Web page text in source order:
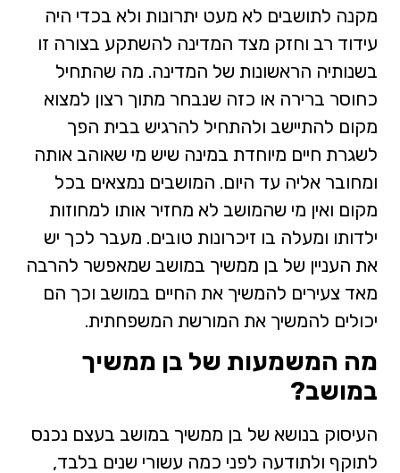
מקנה לתושבים לא מעט יתרונות ולא בכדי היה
עידוד רב וחזק מצד המדינה להשתקע בצורה זו
בשנותיה הראשונות של המדינה. מה שהתחיל
כחוסר ברירה או כזה שנבחר מתוך רצון למצוא
מקום להתיישב ולהתחיל להרגיש בבית הפך
לשגרת חיים מיוחדת במינה שיש מי שאוהב אותה
ומחובר אליה עד היום. המושבים נמצאים בכל
מקום ואין מי שהמושב לא מחזיר אותו למחוזות
ילדותו ומעלה בו זיכרונות טובים. מעבר לכך יש
את העניין של בן ממשיך במושב שמאפשר להרבה
מאד צעירים להמשיך את החיים במושב וכך הם
יכולים להמשיך את המורשת המשפחתית.
מה המשמעות של בן ממשיך
במושב?
העיסוק בנושא של בן ממשיך במושב בעצם נכנס
לתוקף ולתודעה לפני כמה עשורי שנים בלבד,